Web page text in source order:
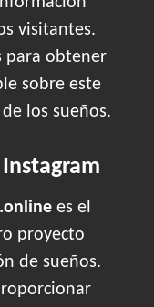
visitantes.
para obtener
sobre este
los sueños.
Instagram
es el
proyecto
de sueños.